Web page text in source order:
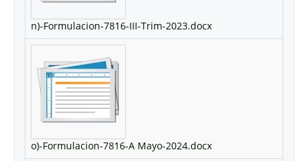
n)-Formulacion-7816-III-Trim-2023.docx
o)-Formulacion-7816-A Mayo-2024.docx